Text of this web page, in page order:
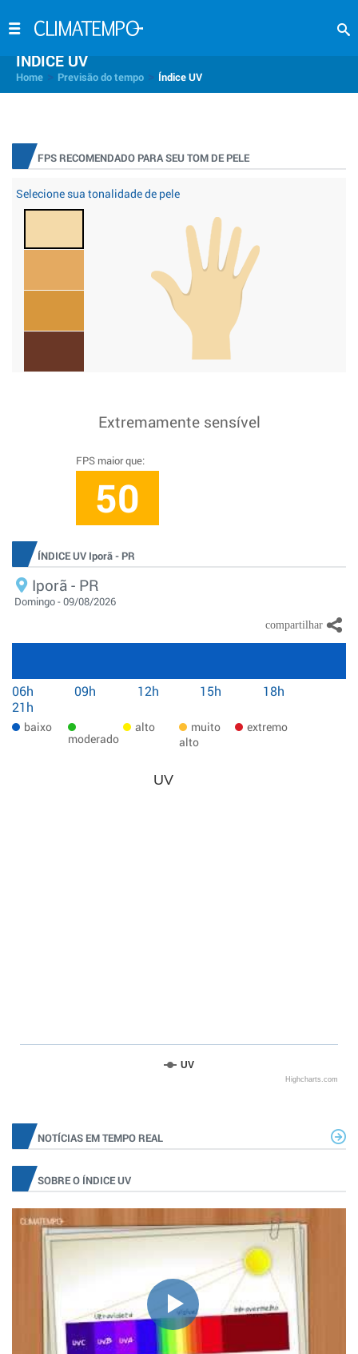
INDICE UV
Home Previsão do tempo Índice UV
FPS RECOMENDADO PARA SEU TOM DE PELE
Selecione sua tonalidade de pele
Extremamente sensível
FPS maior que:
50
ÍNDICE UV Iporã - PR
Iporã - PR
Domingo - 09/08/2026
06h 09h 12h 15h
18h
21h
baixo
moderado
alto
muito
alto
extremo
UV
UV
Highcharts.com
NOTÍCIAS EM TEMPO REAL
SOBRE O ÍNDICE UV